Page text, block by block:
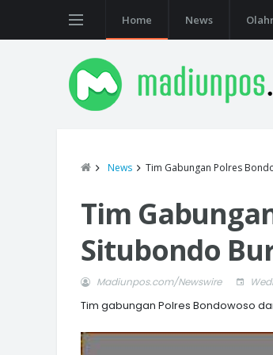
Home News
News Tim Gabungan Polres
Tim
Situbondo
Madiunpos.com/Newswire
Tim gabungan Polres Bondowoso